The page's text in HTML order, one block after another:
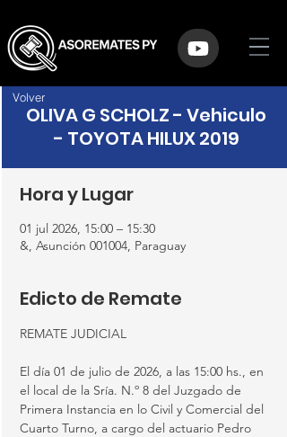
OLIVA G SCHOLZ - Vehiculo
- TOYOTA HILUX 2019
Hora y Lugar
01 jul 2026, 15:00 – 15:30
&, Asunción 001004, Paraguay
Edicto de Remate
REMATE JUDICIAL
El día 01 de julio de 2026, a las 15:00 hs., en
el local de la Sría. N.º 8 del Juzgado de
Primera Instancia en lo Civil y Comercial del
Cuarto Turno, a cargo del actuario Pedro
Volver